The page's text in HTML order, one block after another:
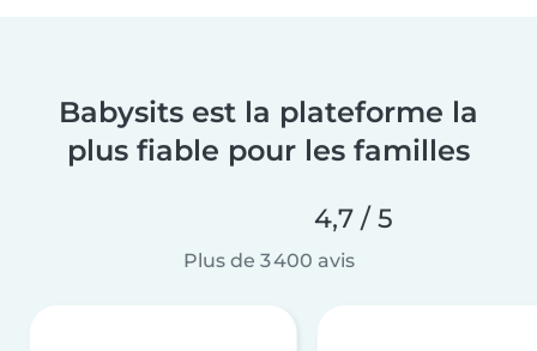
Babysits est la plateforme la
plus fiable pour les familles
4,7 / 5
Plus de 3 400 avis